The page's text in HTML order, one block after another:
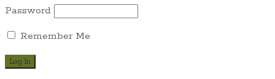
Password
Remember Me